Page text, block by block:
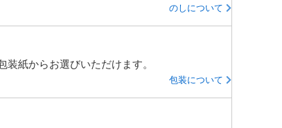
のしについて
装紙からお選びいただけます。
包装について